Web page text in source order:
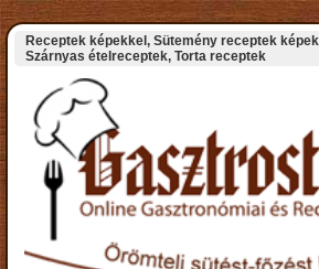
Receptek képekkel, Sütemény receptek
Szárnyas ételreceptek, Torta receptek